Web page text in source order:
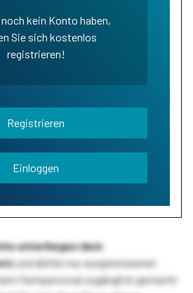
noch kein Konto haben,
Sie sich kostenlos
registrieren!
Registrieren
Einloggen
unterliegen dem
und dürfen nur ausgewiesenen
Fachpersonal zugänglich gemacht